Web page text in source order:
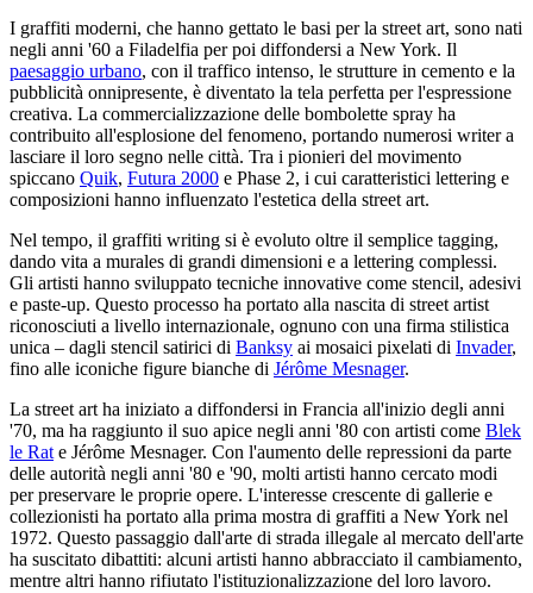
I graffiti moderni, che hanno gettato le basi per la street art, sono nati
negli anni '60 a Filadelfia per poi diffondersi a New York. Il
paesaggio urbano, con il traffico intenso, le strutture in cemento e la
pubblicità onnipresente, è diventato la tela perfetta per l'espressione
creativa. La commercializzazione delle bombolette spray ha
contribuito all'esplosione del fenomeno, portando numerosi writer a
lasciare il loro segno nelle città. Tra i pionieri del movimento
spiccano Quik, Futura 2000 e Phase 2, i cui caratteristici lettering e
composizioni hanno influenzato l'estetica della street art.
Nel tempo, il graffiti writing si è evoluto oltre il semplice tagging,
dando vita a murales di grandi dimensioni e a lettering complessi.
Gli artisti hanno sviluppato tecniche innovative come stencil, adesivi
e paste-up. Questo processo ha portato alla nascita di street artist
riconosciuti a livello internazionale, ognuno con una firma stilistica
unica – dagli stencil satirici di Banksy ai mosaici pixelati di Invader,
fino alle iconiche figure bianche di Jérôme Mesnager.
La street art ha iniziato a diffondersi in Francia all'inizio degli anni
'70, ma ha raggiunto il suo apice negli anni '80 con artisti come Blek
le Rate Jérôme Mesnager. Con l'aumento delle repressioni da parte
delle autorità negli anni '80 e '90, molti artisti hanno cercato modi
per preservare le proprie opere. L'interesse crescente di gallerie e
collezionisti ha portato alla prima mostra di graffiti a New York nel
1972. Questo passaggio dall'arte di strada illegale al mercato dell'arte
ha suscitato dibattiti: alcuni artisti hanno abbracciato il cambiamento,
mentre altri hanno rifiutato l'istituzionalizzazione del loro lavoro.